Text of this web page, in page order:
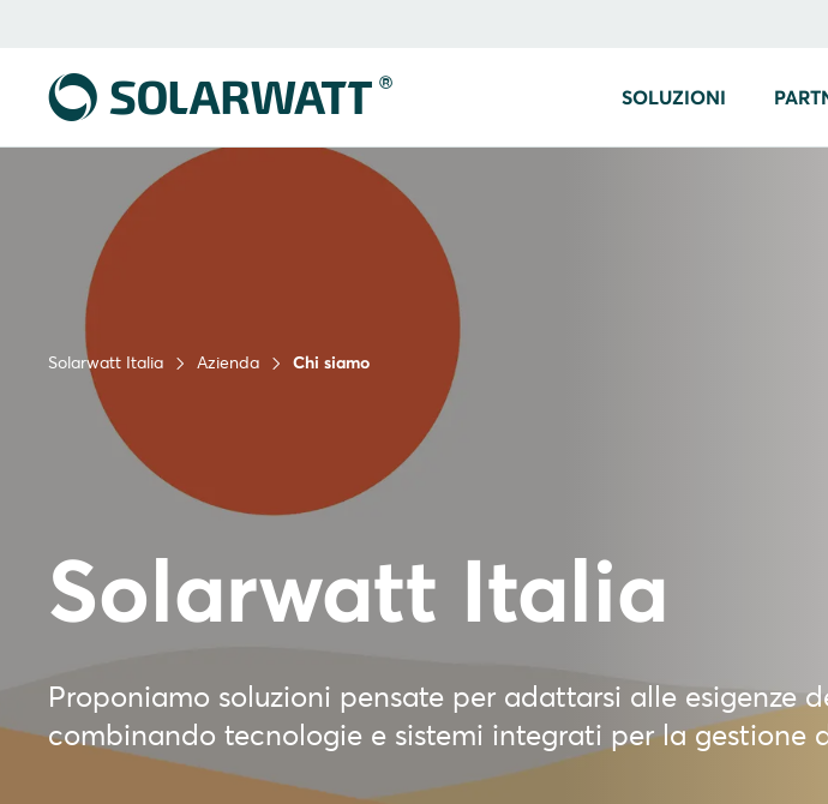
SOLUZIONI
Solarwatt Italia Azienda Chi siamo
Solarwatt Italia
Proponiamo soluzioni pensate per adattarsi alle esigenze
combinando tecnologie e sistemi integrati per la gestione